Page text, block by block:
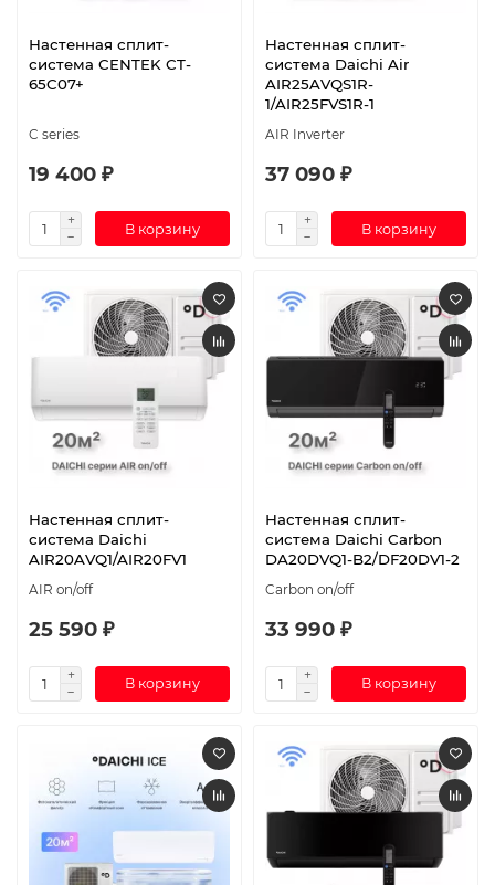
Настенная сплит-
система CENTEK CT-
65C07+
C series
19 400 ₽
В корзину
Настенная сплит-
система Daichi Air
AIR25AVQS1R-
1/AIR25FVS1R-1
AIR Inverter
37 090 ₽
В корзину
Настенная сплит-
система Daichi
AIR20AVQ1/AIR20FV1
AIR on/off
25 590 ₽
В корзину
Настенная сплит-
система Daichi Carbon
DA20DVQ1-B2/DF20DV1-2
Carbon on/off
33 990 ₽
В корзину